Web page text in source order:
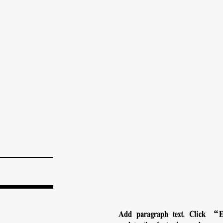
Add paragraph text. Click